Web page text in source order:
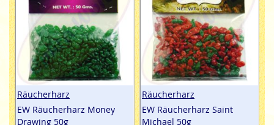
Räucherharz
EW Räucherharz Money
Drawing 50g
Räucherharz
EW Räucherharz Saint
Michael 50g